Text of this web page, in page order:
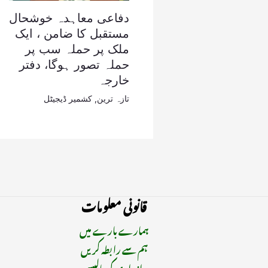
دفاعی معاہدہ خوشحال
مستقبل کا ضامن ، ایک
ملک پر حملہ سب پر
حملہ تصور ہوگا، دفتر
خارجہ
تازہ ترین کشمیر ڈیجیٹل
قانونی معلومات
ہمارے بارے میں
ہم سے رابطہ کریں